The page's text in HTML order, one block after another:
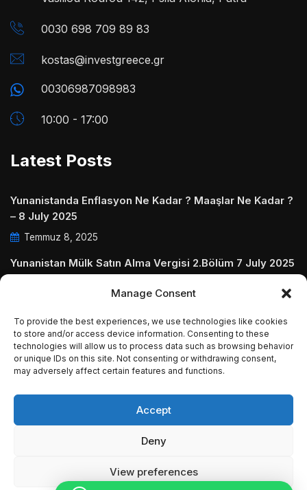
Manage Consent
To provide the best experiences, we use technologies like cookies
to store and/or access device information. Consenting to these
technologies will allow us to process data such as browsing behavior
or unique IDs on this site. Not consenting or withdrawing consent,
may adversely affect certain features and functions.
Accept
Deny
View preferences
0030 698 709 89 83
kostas@investgreece.gr
00306987098983
10:00 - 17:00
Latest Posts
Yunanistanda Enflasyon Ne Kadar ? Maaşlar Ne Kadar ?
– 8 July 2025
Temmuz 8, 2025
Yunanistan Mülk Satın Alma Vergisi 2.Bölüm 7 July 2025
July 2025
Temmuz 5, 2025
© Copyright 2009 - 2025 InvestGreece. All Rights